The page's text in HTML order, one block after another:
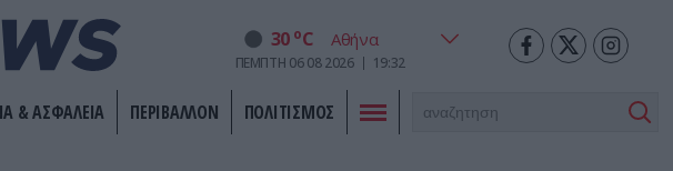
30 oC
ΠΕΜΠΤΗ 06 08 2026 19:32
& ΑΣΦΑΛΕΙΑ ΠΕΡΙΒΑΛΛΟΝ ΠΟΛΙΤΙΣΜΟΣ